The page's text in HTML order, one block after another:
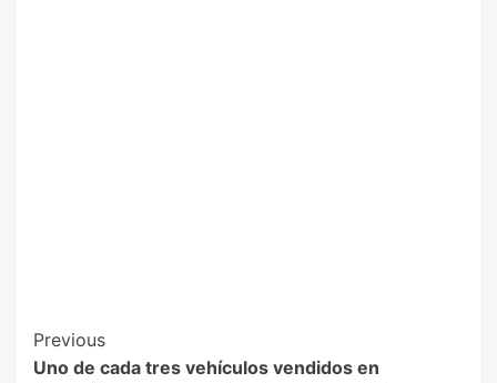
Previous
Uno de cada tres vehículos vendidos en